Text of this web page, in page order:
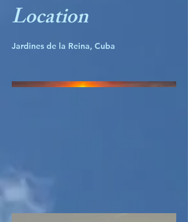
Location
Jardines de la Reina, Cuba